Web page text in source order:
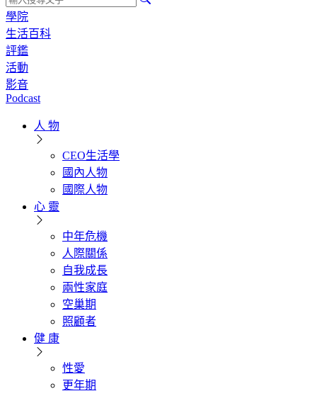
學院
生活百科
評鑑
活動
影音
Podcast
人 物
CEO生活學
國內人物
國際人物
心 靈
中年危機
人際關係
自我成長
兩性家庭
空巢期
照顧者
健 康
性愛
更年期